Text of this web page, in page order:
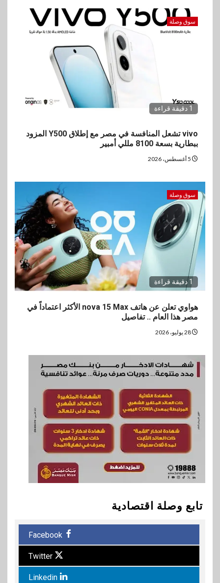
سوق وصلة
1 دقيقة قراءة
vivo تشعل المنافسة في مصر مع إطلاق Y500 المزود
ببطارية بسعة 8100 مللي أمبير
سوق وصلة
1 دقيقة قراءة
هواوي تعلن عن هاتف nova 15 Max الأكثر اعتماداً في
مصر هذا العام .. تفاصيل
تابع وصلة اقتصادية
Facebook
Twitter
Linkedin